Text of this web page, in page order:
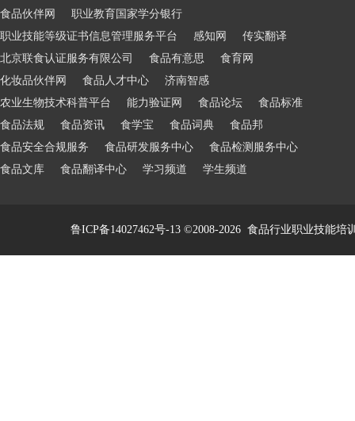
食品伙伴网
职业教育国家学分银行
职业技能等级证书信息管理服务平台
感知网
传实翻译
北京联食认证服务有限公司
食品有意思
食育网
化妆品伙伴网
食品人才中心
济南智感
农业生物技术科普平台
能力验证网 食品论坛
食品标准
食品法规
食品资讯 食学宝 食品词典
食品邦
食品安全合规服务
食品研发服务中心
食品检测服务中心
食品文库
食品翻译中心 学习频道 学生频道
鲁ICP备14027462号-13©2008-2026 食品行业职业技能培